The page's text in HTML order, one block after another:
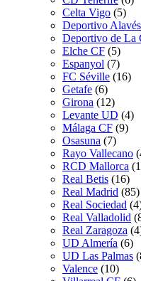
Celta Vigo (5)
Deportivo Alavés
Deportivo de La
Elche CF (5)
Espanyol (7)
FC Séville (16)
Getafe (6)
Girona (12)
Levante UD (4)
Málaga CF (9)
Osasuna (7)
Rayo Vallecano
RCD Mallorca
Real Betis (16)
Real Madrid (85)
Real Sociedad
Real Valladolid
Real Zaragoza
UD Almería (6)
UD Las Palmas
Valence (10)